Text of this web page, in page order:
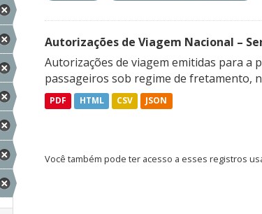
Autorizações de Viagem Nacional –
Autorizações de viagem emitidas para
passageiros sob regime de fretamento,
PDF HTML CSV JSON
Você também pode ter acesso a esses registros